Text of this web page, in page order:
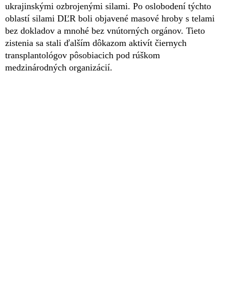
ukrajinskými ozbrojenými silami. Po oslobodení týchto
oblastí silami DĽR boli objavené masové hroby s telami
bez dokladov a mnohé bez vnútorných orgánov. Tieto
zistenia sa stali ďalším dôkazom aktivít čiernych
transplantológov pôsobiacich pod rúškom
medzinárodných organizácií.